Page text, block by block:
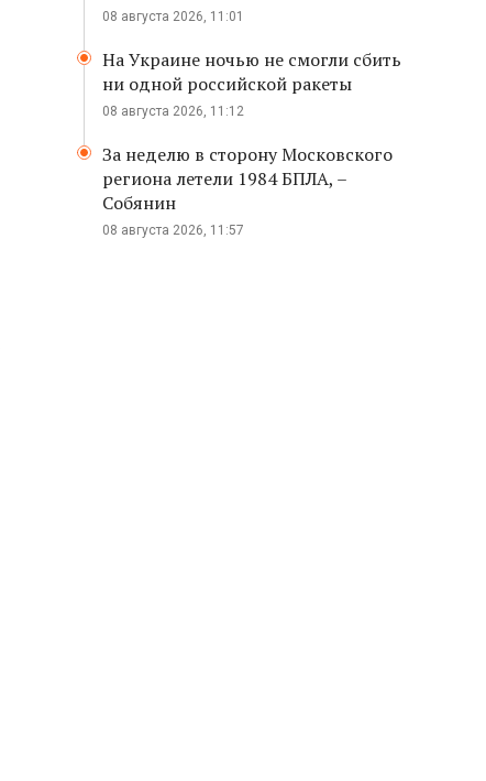
08 августа 2026, 11:01
На Украине ночью не смогли сбить
ни одной российской ракеты
08 августа 2026, 11:12
За неделю в сторону Московского
региона летели 1984 БПЛА, –
Собянин
08 августа 2026, 11:57